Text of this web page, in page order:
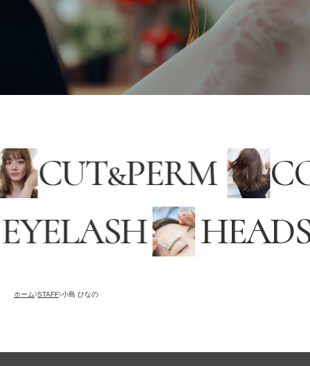
CUT&PERM
ホーム STAFF 小島 ひなの
RECRUITING
オンラインストア